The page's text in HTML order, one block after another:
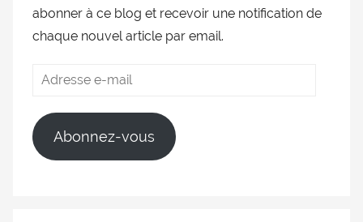
abonner à ce blog et recevoir une notification de
chaque nouvel article par email.
Abonnez-vous